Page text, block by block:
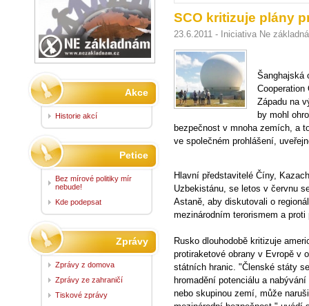
SCO kritizuje plány
23.6.2011 - Iniciativa Ne
Šanghajská
Cooperation
Západu na
by mohl
bezpečnost v mnoha zemích, a
ve společném prohlášení,
Hlavní představitelé Číny,
Uzbekistánu, se letos v červnu
Astaně, aby diskutovali o
mezinárodním terorismem a proti
Rusko dlouhodobě kritizuje
protiraketové obrany v Evropě v
státních hranic. "Členské státy
hromadění potenciálu a
nebo skupinou zemí, může
Akce
Historie akcí
Petice
Bez mírové politiky mír
nebude!
Kde podepsat
Zprávy
Zprávy z domova
Zprávy ze zahraničí
Tiskové zprávy